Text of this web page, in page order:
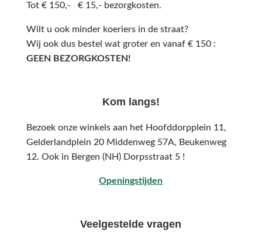
Tot € 150,- € 15,- bezorgkosten.
Wilt u ook minder koeriers in de straat?
Wij ook dus bestel wat groter en vanaf € 150 :
GEEN BEZORGKOSTEN!
Kom langs!
Bezoek onze winkels aan het Hoofddorpplein 11,
Gelderlandplein 20 Middenweg 57A, Beukenweg
12. Ook in Bergen (NH) Dorpsstraat 5 !
Openingstijden
Veelgestelde vragen